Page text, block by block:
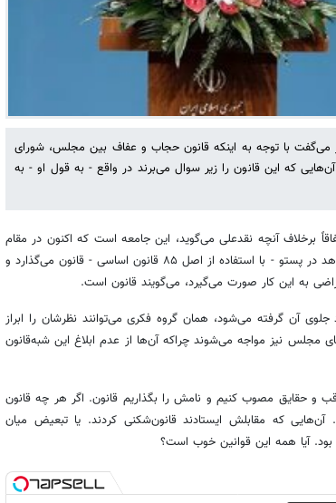
می‌گفت با توجه به اینکه قانون حجاب و عفاف بین مجلس، شورای
که این قانون را زیر سوال می‌برند در واقع - به قول او - به
برخلاف آنچه نقدعلی می‌گوید، این جامعه است که اکنون در مقام
پرسش قرار دارد. اقلیتی محض آن‌طور که می‌خواهد در پستو - با استفاده از اصل ۸۵ قانون اساسی - قانون می‌گذارد و
به این کار صورت می‌گیرد، می‌گویند قانون است.
جلوی آن گرفته می‌شود، همان گروه فکری می‌توانند نظرشان را ابراز
مجلس نیز مواجه می‌شوند چراکه آن‌ها از عدم ابلاغ این شبه‌قانون
و حقایق مصوب کنیم و نامش را بگذاریم قانون. اگر هر چه قانون
که مقابلش ایستادند قانون‌شکنی کردند. یا تبعیض میان
بود. آیا همه این قوانین خوب است؟